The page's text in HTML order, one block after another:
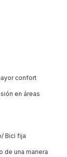
confort
en áreas
Bici fija
de una manera